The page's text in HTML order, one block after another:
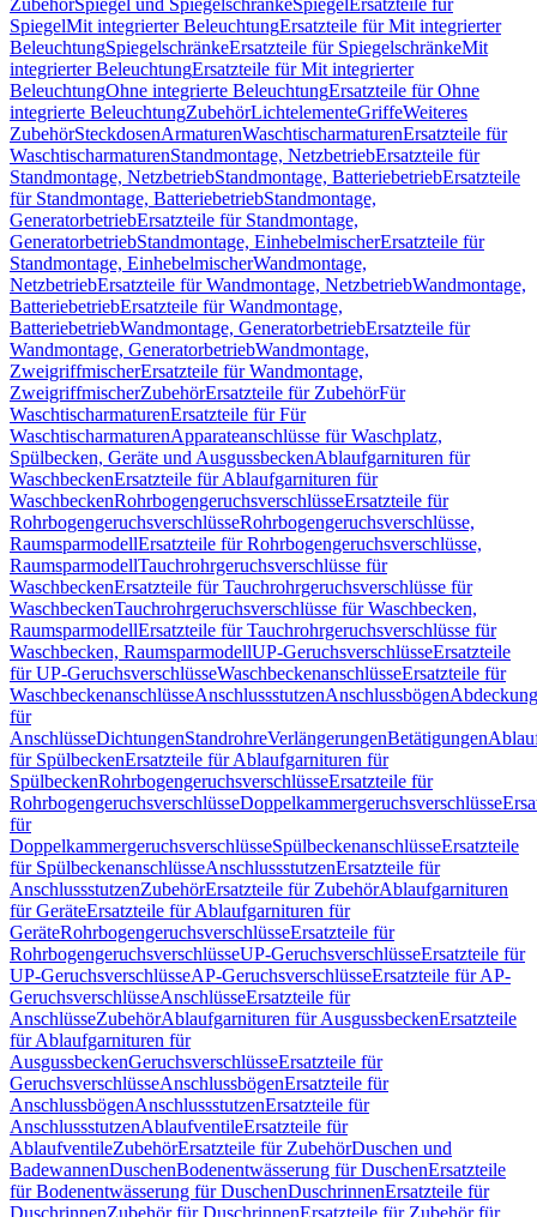
ZubehörSpiegel und SpiegelschränkeSpiegel Ersatzteile für
SpiegelMit integrierter BeleuchtungErsatzteile für Mit integrierter
BeleuchtungSpiegelschränkeErsatzteile für SpiegelschränkeMit
integrierter BeleuchtungErsatzteile für Mit integrierter
BeleuchtungOhne integrierte BeleuchtungErsatzteile für Ohne
integrierte BeleuchtungZubehörLichtelementeGriffeWeiteres
ZubehörSteckdosenArmaturenWaschtischarmaturenErsatzteile für
WaschtischarmaturenStandmontage, NetzbetriebErsatzteile für
Standmontage, NetzbetriebStandmontage, BatteriebetriebErsatzteile
für Standmontage, BatteriebetriebStandmontage,
GeneratorbetriebErsatzteile für Standmontage,
GeneratorbetriebStandmontage, EinhebelmischerErsatzteile für
Standmontage, EinhebelmischerWandmontage,
NetzbetriebErsatzteile für Wandmontage, NetzbetriebWandmontage,
BatteriebetriebErsatzteile für Wandmontage,
BatteriebetriebWandmontage, GeneratorbetriebErsatzteile für
Wandmontage, GeneratorbetriebWandmontage,
ZweigriffmischerErsatzteile für Wandmontage,
ZweigriffmischerZubehörErsatzteile für ZubehörFür
WaschtischarmaturenErsatzteile für Für
WaschtischarmaturenApparateanschlüsse für Waschplatz,
Spülbecken, Geräte und AusgussbeckenAblaufgarnituren für
WaschbeckenErsatzteile für Ablaufgarnituren für
WaschbeckenRohrbogengeruchsverschlüsseErsatzteile für
RohrbogengeruchsverschlüsseRohrbogengeruchsverschlüsse,
RaumsparmodellErsatzteile für Rohrbogengeruchsverschlüsse,
RaumsparmodellTauchrohrgeruchsverschlüsse für
WaschbeckenErsatzteile für Tauchrohrgeruchsverschlüsse für
WaschbeckenTauchrohrgeruchsverschlüsse für Waschbecken,
RaumsparmodellErsatzteile für Tauchrohrgeruchsverschlüsse für
Waschbecken, RaumsparmodellUP-GeruchsverschlüsseErsatzteile
für UP-GeruchsverschlüsseWaschbeckenanschlüsseErsatzteile für
WaschbeckenanschlüsseAnschlussstutzenAnschlussbögen
für
AnschlüsseDichtungenStandrohreVerlängerungenBetätigungen
für SpülbeckenErsatzteile für Ablaufgarnituren für
SpülbeckenRohrbogengeruchsverschlüsseErsatzteile für
RohrbogengeruchsverschlüsseDoppelkammergeruchsverschlüsse
für
DoppelkammergeruchsverschlüsseSpülbeckenanschlüsseErsatzteile
für SpülbeckenanschlüsseAnschlussstutzenErsatzteile für
AnschlussstutzenZubehörErsatzteile für ZubehörAblaufgarnituren
für GeräteErsatzteile für Ablaufgarnituren für
GeräteRohrbogengeruchsverschlüsseErsatzteile für
RohrbogengeruchsverschlüsseUP-GeruchsverschlüsseErsatzteile für
UP-GeruchsverschlüsseAP-GeruchsverschlüsseErsatzteile für AP-
GeruchsverschlüsseAnschlüsseErsatzteile für
AnschlüsseZubehörAblaufgarnituren für AusgussbeckenErsatzteile
für Ablaufgarnituren für
AusgussbeckenGeruchsverschlüsseErsatzteile für
GeruchsverschlüsseAnschlussbögenErsatzteile für
AnschlussbögenAnschlussstutzenErsatzteile für
AnschlussstutzenAblaufventileErsatzteile für
AblaufventileZubehörErsatzteile für ZubehörDuschen und
BadewannenDuschenBodenentwässerung für DuschenErsatzteile
für Bodenentwässerung für DuschenDuschrinnenErsatzteile für
DuschrinnenZubehör für DuschrinnenErsatzteile für Zubehör für